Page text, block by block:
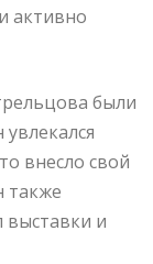
активно
были
внесло свой
также
выставки и